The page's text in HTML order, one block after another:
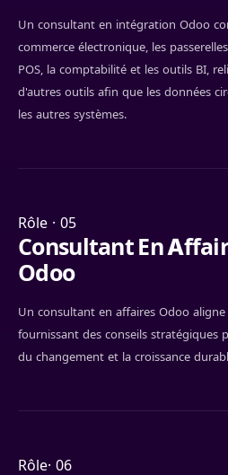
Un consultant en intégration Odoo
commerce électronique, les
POS, la comptabilité et les outils BI,
d'autres outils afin que les données
les autres systèmes.
Rôle · 05
Consultant En
Odoo
Un consultant en affaires Odoo aligne
fournissant des conseils stratégiques
du changement et la croissance
Rôle· 06